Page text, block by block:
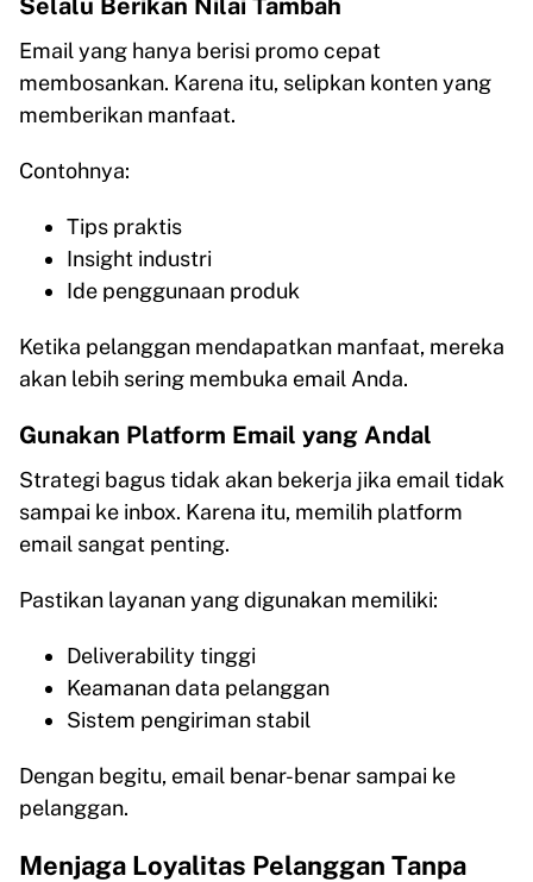
Email yang hanya berisi promo cepat
membosankan. Karena itu, selipkan konten yang
memberikan manfaat.
Contohnya:
Tips praktis
Insight industri
Ide penggunaan produk
Ketika pelanggan mendapatkan manfaat, mereka
akan lebih sering membuka email Anda.
Gunakan Platform Email yang Andal
Strategi bagus tidak akan bekerja jika email tidak
sampai ke inbox. Karena itu, memilih platform
email sangat penting.
Pastikan layanan yang digunakan memiliki:
Deliverability tinggi
Keamanan data pelanggan
Sistem pengiriman stabil
Dengan begitu, email benar-benar sampai ke
pelanggan.
Menjaga Loyalitas Pelanggan Tanpa